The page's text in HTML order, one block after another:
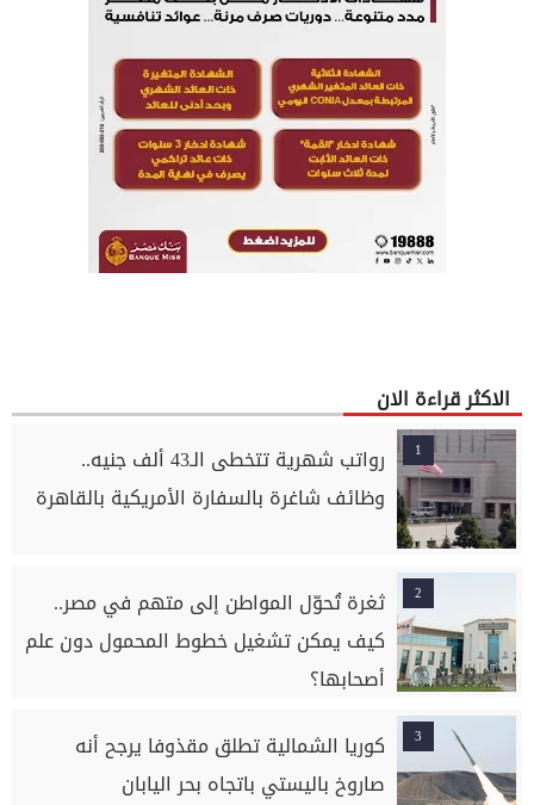
الاكثر قراءة الان
1
رواتب شهرية تتخطى الـ43 ألف جنيه..
وظائف شاغرة بالسفارة الأمريكية بالقاهرة
2
ثغرة تُحوّل المواطن إلى متهم في مصر..
كيف يمكن تشغيل خطوط المحمول دون علم
أصحابها؟
3
كوريا الشمالية تطلق مقذوفا يرجح أنه
صاروخ باليستي باتجاه بحر اليابان